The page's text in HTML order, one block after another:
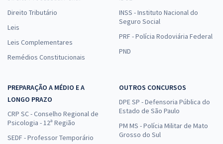
Direito Tributário
Leis
Leis Complementares
Remédios Constitucionais
INSS - Instituto Nacional do
Seguro Social
PRF - Polícia Rodoviária Federal
PND
PREPARAÇÃO A MÉDIO E A
LONGO PRAZO
CRP SC - Conselho Regional de
Psicologia - 12ª Região
SEDF - Professor Temporário
OUTROS CONCURSOS
DPE SP - Defensoria Pública do
Estado de São Paulo
PM MS - Polícia Militar de Mato
Grosso do Sul